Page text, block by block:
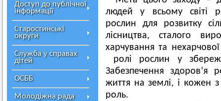
Доступ до публічної
інформації
Старостинські
округи
Служба у справах
дітей
ОСББ
Молодіжна рада
людей у всьому світі
рослин для розвитку
лісництва, сталого
харчування та
ролі рослин у
Забезпечення
життя на землі, і кожен
роль.